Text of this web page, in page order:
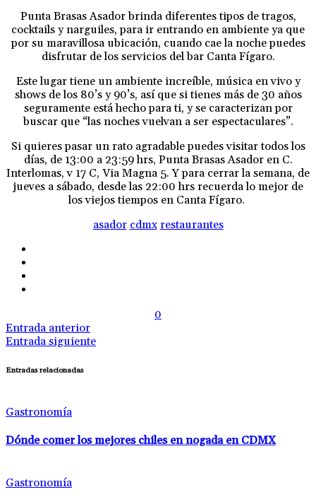
Punta Brasas Asador brinda diferentes tipos de tragos,
cocktails y narguiles, para ir entrando en ambiente ya que
por su maravillosa ubicación, cuando cae la noche puedes
disfrutar de los servicios del bar Canta Fígaro.
Este lugar tiene un ambiente increíble, música en vivo y
shows de los 80’s y 90’s, así que si tienes más de 30 años
seguramente está hecho para ti, y se caracterizan por
buscar que “las noches vuelvan a ser espectaculares”.
Si quieres pasar un rato agradable puedes visitar todos los
días, de 13:00 a 23:59 hrs, Punta Brasas Asador en C.
Interlomas, v 17 C, Via Magna 5. Y para cerrar la semana, de
jueves a sábado, desde las 22:00 hrs recuerda lo mejor de
los viejos tiempos en Canta Fígaro.
asador cdmx restaurantes
0
Entrada anterior
Entrada siguiente
Entradas relacionadas
Gastronomía
Dónde comer los mejores chiles en nogada en CDMX
Gastronomía